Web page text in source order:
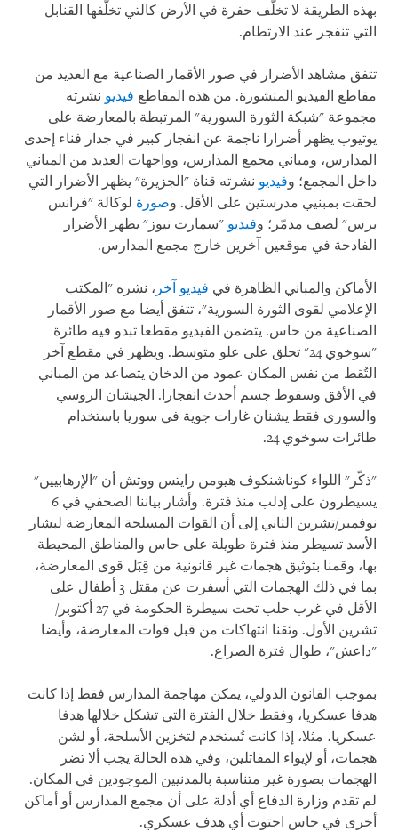
بهذه الطريقة لا تخلّف حفرة في الأرض كالتي تخلّفها القنابل
التي تنفجر عند الارتطام.
تتفق مشاهد الأضرار في صور الأقمار الصناعية مع العديد من
مقاطع الفيديو المنشورة. من هذه المقاطع فيديو نشرته
مجموعة "شبكة الثورة السورية" المرتبطة بالمعارضة على
يوتيوب يظهر أضرارا ناجمة عن انفجار كبير في جدار فناء إحدى
المدارس، ومباني مجمع المدارس، وواجهات العديد من المباني
داخل المجمع؛ وفيديو نشرته قناة "الجزيرة" يظهر الأضرار التي
لحقت بمبنيي مدرستين على الأقل. وصورة لوكالة "فرانس
برس" لصف مدمّر؛ وفيديو "سمارت نيوز" يظهر الأضرار
الفادحة في موقعين آخرين خارج مجمع المدارس.
الأماكن والمباني الظاهرة في فيديو آخر ، نشره "المكتب
الإعلامي لقوى الثورة السورية"، تتفق أيضا مع صور الأقمار
الصناعية من حاس. يتضمن الفيديو مقطعا تبدو فيه طائرة
"سوخوي 24" تحلق على علو متوسط. ويظهر في مقطع آخر
التُقط من نفس المكان عمود من الدخان يتصاعد من المباني
في الأفق وسقوط جسم أحدث انفجارا. الجيشان الروسي
والسوري فقط يشنان غارات جوية في سوريا باستخدام
طائرات سوخوي 24.
"ذكّر" اللواء كوناشنكوف هيومن رايتس ووتش أن "الإرهابيين"
يسيطرون على إدلب منذ فترة. وأشار بياننا الصحفي في 6
نوفمبر/تشرين الثاني إلى أن القوات المسلحة المعارضة لبشار
الأسد تسيطر منذ فترة طويلة على حاس والمناطق المحيطة
بها، وقمنا بتوثيق هجمات غير قانونية من قِبَل قوى المعارضة،
بما في ذلك الهجمات التي أسفرت عن مقتل 3 أطفال على
الأقل في غرب حلب تحت سيطرة الحكومة في 27 أكتوبر/
تشرين الأول. وثقنا انتهاكات من قبل قوات المعارضة، وأيضا
"داعش"، طوال فترة الصراع.
بموجب القانون الدولي، يمكن مهاجمة المدارس فقط إذا كانت
هدفا عسكريا، وفقط خلال الفترة التي تشكل خلالها هدفا
عسكريا، مثلا، إذا كانت تُستخدم لتخزين الأسلحة، أو لشن
هجمات، أو لإيواء المقاتلين، وفي هذه الحالة يجب ألا تضر
الهجمات بصورة غير متناسبة بالمدنيين الموجودين في المكان.
لم تقدم وزارة الدفاع أي أدلة على أن مجمع المدارس أو أماكن
أخرى في حاس احتوت أي هدف عسكري.